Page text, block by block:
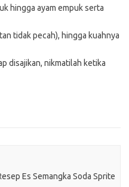
hingga ayam empuk serta
tidak pecah), hingga kuahnya
disajikan, nikmatilah ketika
Es Semangka Soda Sprite